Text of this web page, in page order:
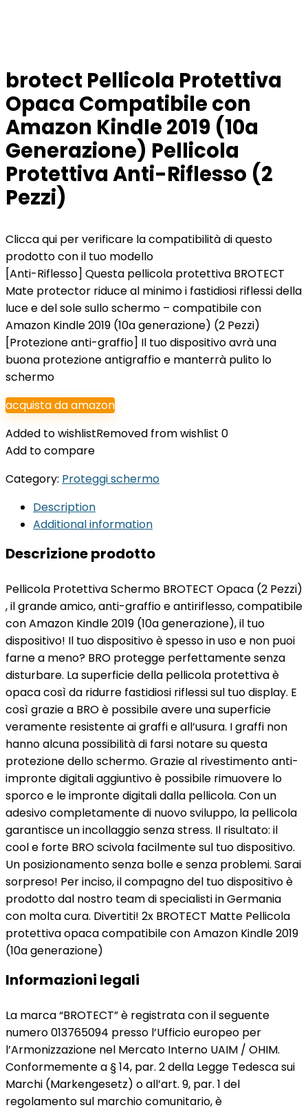
brotect Pellicola Protettiva
Opaca Compatibile con
Amazon Kindle 2019 (10a
Generazione) Pellicola
Protettiva Anti-Riflesso (2
Pezzi)
Clicca qui per verificare la compatibilità di questo
prodotto con il tuo modello
[Anti-Riflesso] Questa pellicola protettiva BROTECT
Mate protector riduce al minimo i fastidiosi riflessi della
luce e del sole sullo schermo – compatibile con
Amazon Kindle 2019 (10a generazione) (2 Pezzi)
[Protezione anti-graffio] Il tuo dispositivo avrà una
buona protezione antigraffio e manterrà pulito lo
schermo
acquista da amazon
Added to wishlistRemoved from wishlist 0
Add to compare
Category: Proteggi schermo
Description
Additional information
Descrizione prodotto
Pellicola Protettiva Schermo BROTECT Opaca (2 Pezzi)
, il grande amico, anti-graffio e antiriflesso, compatibile
con Amazon Kindle 2019 (10a generazione), il tuo
dispositivo! Il tuo dispositivo è spesso in uso e non puoi
farne a meno? BRO protegge perfettamente senza
disturbare. La superficie della pellicola protettiva è
opaca così da ridurre fastidiosi riflessi sul tuo display. E
così grazie a BRO è possibile avere una superficie
veramente resistente ai graffi e all’usura. I graffi non
hanno alcuna possibilità di farsi notare su questa
protezione dello schermo. Grazie al rivestimento anti-
impronte digitali aggiuntivo è possibile rimuovere lo
sporco e le impronte digitali dalla pellicola. Con un
adesivo completamente di nuovo sviluppo, la pellicola
garantisce un incollaggio senza stress. Il risultato: il
cool e forte BRO scivola facilmente sul tuo dispositivo.
Un posizionamento senza bolle e senza problemi. Sarai
sorpreso! Per inciso, il compagno del tuo dispositivo è
prodotto dal nostro team di specialisti in Germania
con molta cura. Divertiti! 2x BROTECT Matte Pellicola
protettiva opaca compatibile con Amazon Kindle 2019
(10a generazione)
Informazioni legali
La marca “BROTECT” è registrata con il seguente
numero 013765094 presso l’Ufficio europeo per
l’Armonizzazione nel Mercato Interno UAIM / OHIM.
Conformemente a § 14, par. 2 della Legge Tedesca sui
Marchi (Markengesetz) o all’art. 9, par. 1 del
regolamento sul marchio comunitario, è